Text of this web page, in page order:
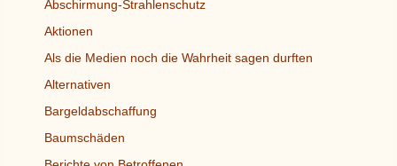
Abschirmung-Strahlenschutz
Aktionen
Als die Medien noch die Wahrheit sagen durften
Alternativen
Bargeldabschaffung
Baumschäden